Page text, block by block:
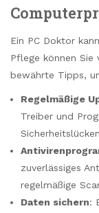
Ein PC Doktor
Pflege können Sie
bewährte Tipps,
Regelmäßige
Treiber und
zuverlässiges
regelmäßige
Daten sichern: